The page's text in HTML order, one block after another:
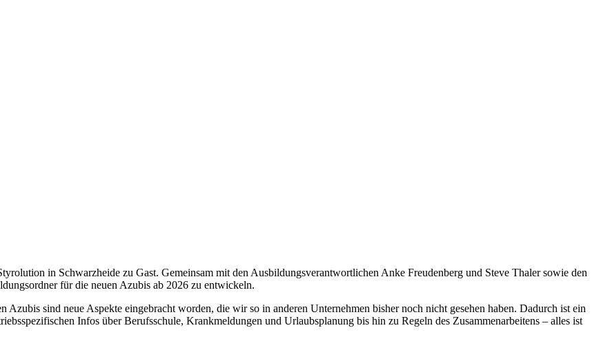
in Schwarzheide zu Gast. Gemeinsam mit den Ausbildungsverantwortlichen Anke Freudenberg und Steve Thaler sowie den
für die neuen Azubis ab 2026 zu entwickeln.
sind neue Aspekte eingebracht worden, die wir so in anderen Unternehmen bisher noch nicht gesehen haben. Dadurch ist ein
Infos über Berufsschule, Krankmeldungen und Urlaubsplanung bis hin zu Regeln des Zusammenarbeitens – alles ist